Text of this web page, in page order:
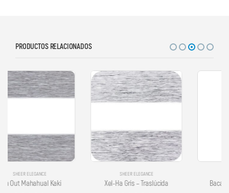
PRODUCTOS RELACIONADOS
SHEER ELEGANCE
Xel-Ha Gris – Traslúcida
SHEER ELEGANCE
Bacalar Gris – Traslúcida